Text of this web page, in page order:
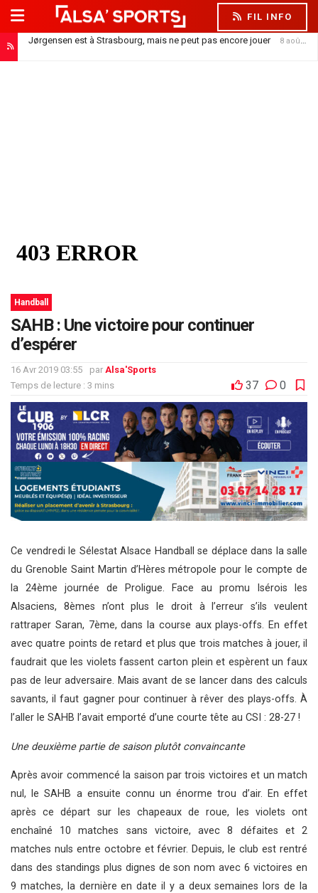
FIL INFO
Jørgensen est à Strasbourg, mais ne peut pas encore jouer 8 août 2026
Handball
SAHB : Une victoire pour continuer
d’espérer
16 Avr 2019 03:55 par Alsa'Sports
Temps de lecture : 3 mins
37 0
Ce vendredi le Sélestat Alsace Handball se déplace dans la salle
du Grenoble Saint Martin d’Hères métropole pour le compte de
la 24ème journée de Proligue. Face au promu Isérois les
Alsaciens, 8èmes n’ont plus le droit à l’erreur s’ils veulent
rattraper Saran, 7ème, dans la course aux plays-offs. En effet
avec quatre points de retard et plus que trois matches à jouer, il
faudrait que les violets fassent carton plein et espèrent un faux
pas de leur adversaire. Mais avant de se lancer dans des calculs
savants, il faut gagner pour continuer à rêver des plays-offs. À
l’aller le SAHB l’avait emporté d’une courte tête au CSI : 28-27 !
Une deuxième partie de saison plutôt convaincante
Après avoir commencé la saison par trois victoires et un match
nul, le SAHB a ensuite connu un énorme trou d’air. En effet
après ce départ sur les chapeaux de roue, les violets ont
enchaîné 10 matches sans victoire, avec 8 défaites et 2
matches nuls entre octobre et février. Depuis, le club est rentré
dans des standings plus dignes de son nom avec 6 victoires en
9 matches, la dernière en date il y a deux semaines lors de la